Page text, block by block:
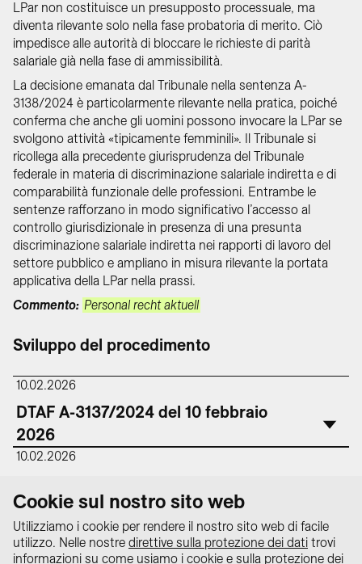
LPar non costituisce un presupposto processuale, ma
diventa rilevante solo nella fase probatoria di merito. Ciò
impedisce alle autorità di bloccare le richieste di parità
salariale già nella fase di ammissibilità.
La decisione emanata dal Tribunale nella sentenza A-
3138/2024 è particolarmente rilevante nella pratica, poiché
conferma che anche gli uomini possono invocare la LPar se
svolgono attività «tipicamente femminili». Il Tribunale si
ricollega alla precedente giurisprudenza del Tribunale
federale in materia di discriminazione salariale indiretta e di
comparabilità funzionale delle professioni. Entrambe le
sentenze rafforzano in modo significativo l’accesso al
controllo giurisdizionale in presenza di una presunta
discriminazione salariale indiretta nei rapporti di lavoro del
settore pubblico e ampliano in misura rilevante la portata
applicativa della LPar nella prassi.
Commento: Personal recht aktuell
Sviluppo del procedimento
10.02.2026
DTAF A-3137/2024 del 10 febbraio
2026
10.02.2026
2026
Cookie sul nostro sito web
Utilizziamo i cookie per rendere il nostro sito web di facile
utilizzo. Nelle nostre direttive sulla protezione dei dati trovi
informazioni su come usiamo i cookie e sulla protezione dei